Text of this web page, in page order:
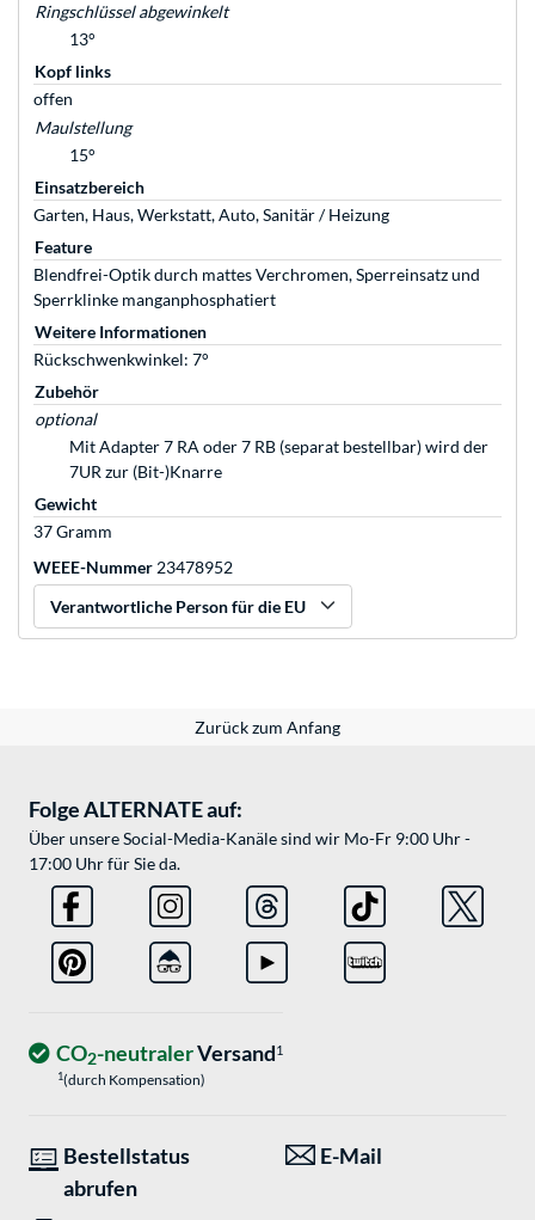
Ringschlüssel abgewinkelt
13°
Kopf links
offen
Maulstellung
15°
Einsatzbereich
Garten, Haus, Werkstatt, Auto, Sanitär / Heizung
Feature
Blendfrei-Optik durch mattes Verchromen, Sperreinsatz und
Sperrklinke manganphosphatiert
Weitere Informationen
Rückschwenkwinkel: 7°
Zubehör
optional
Mit Adapter 7 RA oder 7 RB (separat bestellbar) wird der
7UR zur (Bit-)Knarre
Gewicht
37 Gramm
WEEE-Nummer 23478952
Verantwortliche Person für die EU
Zurück zum Anfang
Folge ALTERNATE auf:
Über unsere Social-Media-Kanäle sind wir Mo-Fr 9:00 Uhr -
17:00 Uhr für Sie da.
CO2-neutralerVersand1
1(durch Kompensation)
Bestellstatus
abrufen
E-Mail